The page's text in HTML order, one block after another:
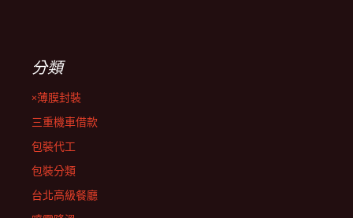
分類
×薄膜封裝
三重機車借款
包裝代工
包裝分類
台北高級餐廳